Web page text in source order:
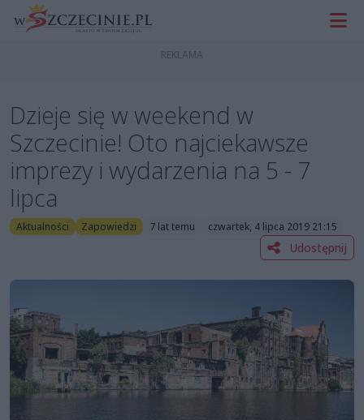
Dzieje się w weekend w
Szczecinie! Oto najciekawsze
imprezy i wydarzenia na 5 - 7
lipca
Aktualności Zapowiedzi 7 lat temu czwartek, 4 lipca 2019 21:15
Udostępnij